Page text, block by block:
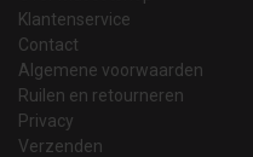
Klantenservice
Contact
Algemene voorwaarden
Ruilen en retourneren
Privacy
Verzenden